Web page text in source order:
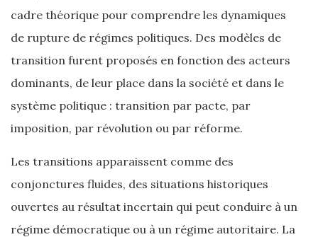
cadre théorique pour comprendre les dynamiques
de rupture de régimes politiques. Des modèles de
transition furent proposés en fonction des acteurs
dominants, de leur place dans la société et dans le
système politique : transition par pacte, par
imposition, par révolution ou par réforme.
Les transitions apparaissent comme des
conjonctures fluides, des situations historiques
ouvertes au résultat incertain qui peut conduire à un
régime démocratique ou à un régime autoritaire. La